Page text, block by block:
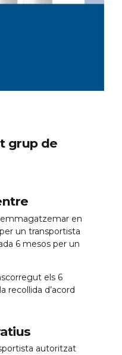
grup de
en
un transportista
6 mesos per un
els 6
recollida d’acord
autoritzat